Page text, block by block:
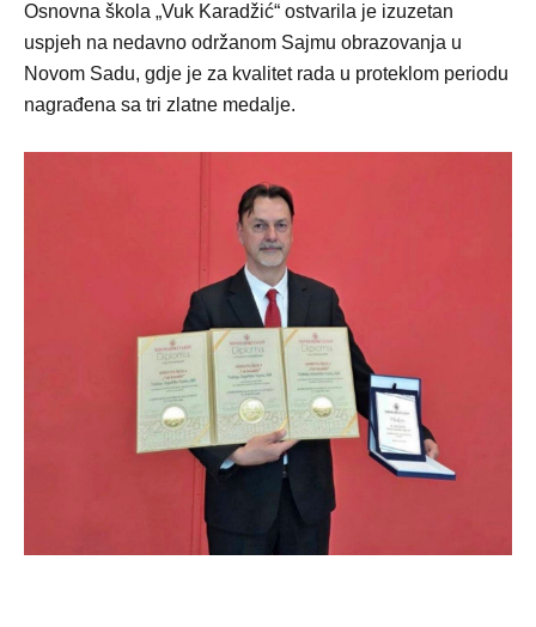
Osnovna škola „Vuk Karadžić“ ostvarila je izuzetan
uspjeh na nedavno održanom Sajmu obrazovanja u
Novom Sadu, gdje je za kvalitet rada u proteklom periodu
nagrađena sa tri zlatne medalje.